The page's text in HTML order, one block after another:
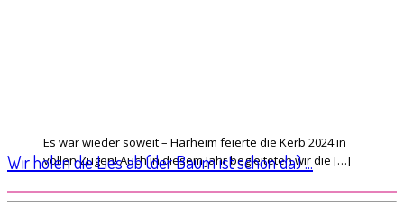
Es war wieder soweit – Harheim feierte die Kerb 2024 in
vollen Zügen! Auch in diesem Jahr begleiteten wir die […]
Wir holen die Lies ab (der Baum ist schon da) ...